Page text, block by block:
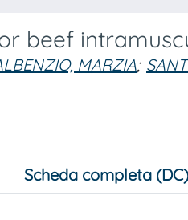
beef
MARZIA;
Scheda completa (DC)